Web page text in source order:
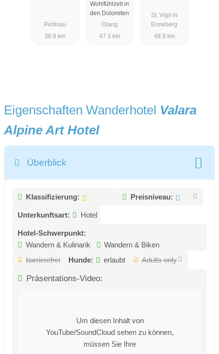
Pertisau
36.9 km
& SPA
Wohlfühlzeit in
den Dolomiten
Olang
47.3 km
St. Vigil in
Enneberg
48.9 km
Eigenschaften Wanderhotel Valara
Alpine Art Hotel
Überblick
Klassifizierung: Preisniveau:
Unterkunftsart: Hotel
Hotel-Schwerpunkt:
Wandern & Kulinarik
Wandern & Biken
barrierefrei
Hunde: erlaubt Adults only
Präsentations-Video:
Um diesen Inhalt von
YouTube/SoundCloud sehen zu können,
müssen Sie Ihre